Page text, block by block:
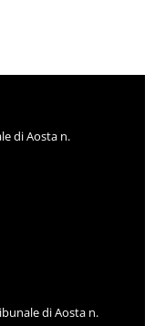
di Aosta n.
di Aosta n.